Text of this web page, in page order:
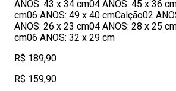
ANOS: 43 x 34 cm04 ANOS: 45 x 36
cm06 ANOS: 49 x 40 cmCalção02
ANOS: 26 x 23 cm04 ANOS: 28 x 25
cm06 ANOS: 32 x 29 cm
R$ 189,90
R$ 159,90